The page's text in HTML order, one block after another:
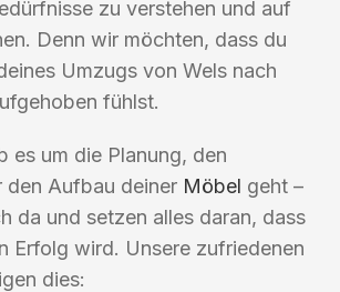
zu verstehen und auf
Denn wir möchten, dass du
Umzugs von Wels nach
fühlst.
es um die Planung, den
den Aufbau deiner Möbel geht –
da und setzen alles daran, dass
Erfolg wird. Unsere zufriedenen
dies: